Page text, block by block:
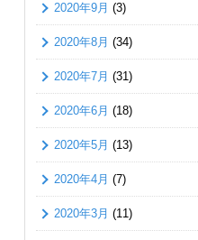
2020年9月 (3)
2020年8月 (34)
2020年7月 (31)
2020年6月 (18)
2020年5月 (13)
2020年4月 (7)
2020年3月 (11)